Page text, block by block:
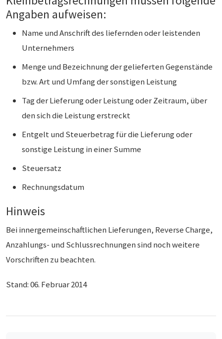
Angaben aufweisen:
Name und Anschrift des liefernden oder leistenden
Unternehmers
Menge und Bezeichnung der gelieferten Gegenstände
bzw. Art und Umfang der sonstigen Leistung
Tag der Lieferung oder Leistung oder Zeitraum, über
den sich die Leistung erstreckt
Entgelt und Steuerbetrag für die Lieferung oder
sonstige Leistung in einer Summe
Steuersatz
Rechnungsdatum
Hinweis
Bei innergemeinschaftlichen Lieferungen, Reverse Charge,
Anzahlungs- und Schlussrechnungen sind noch weitere
Vorschriften zu beachten.
Stand: 06. Februar 2014